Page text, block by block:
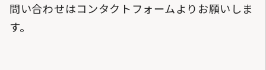
問い合わせはコンタクトフォームよりお願いしま
す。